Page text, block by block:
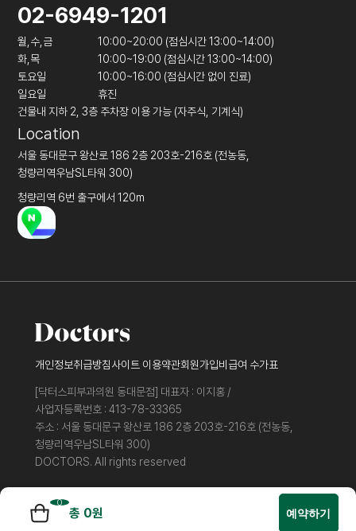
0
총 0원 예약하기
02-6949-1201
월,수,금
10:00~20:00 (점심시간 13:00~14:00)
화,목
10:00~19:00 (점심시간 13:00~14:00)
토요일
10:00~16:00 (점심시간 없이 진료)
일요일
휴진
건물내 지하 2, 3층 주차장 이용 가능 (자주식, 기계식)
Location
서울 동대문구 왕산로 186 2층 203호-216호 (전농동,
청량리역우남SL타워 300)
청량리역 6번 출구에서 120m
개인정보취급방침사이트 이용약관회원가입비급여 수가표
[닥터스피부과의원 동대문점] 대표자 : 이지홍 /
사업자등록번호 : 413-78-33365
주소 : 서울 동대문구 왕산로 186 2층 203호-216호 (전농동,
청량리역우남SL타워 300)
DOCTORS. All rights reserved